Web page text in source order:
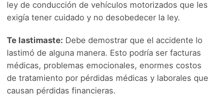
ley de conducción de vehículos motorizados que les
exigía tener cuidado y no desobedecer la ley.
Te lastimaste: Debe demostrar que el accidente lo
lastimó de alguna manera. Esto podría ser facturas
médicas, problemas emocionales, enormes costos
de tratamiento por pérdidas médicas y laborales que
causan pérdidas financieras.